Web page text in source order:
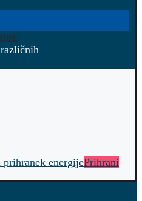
energijePrihrani